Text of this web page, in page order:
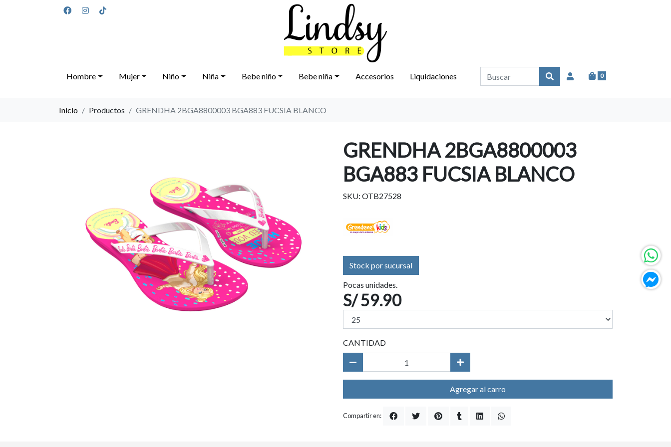
0
Hombre Mujer Niño Niña Bebe niño Bebe niña Accesorios Liquidaciones
Inicio Productos GRENDHA 2BGA8800003 BGA883 FUCSIA BLANCO
GRENDHA 2BGA8800003
BGA883 FUCSIA BLANCO
SKU: OTB27528
Stock por sucursal
Pocas unidades.
S/ 59.90
CANTIDAD
Agregar al carro
Compartir en: